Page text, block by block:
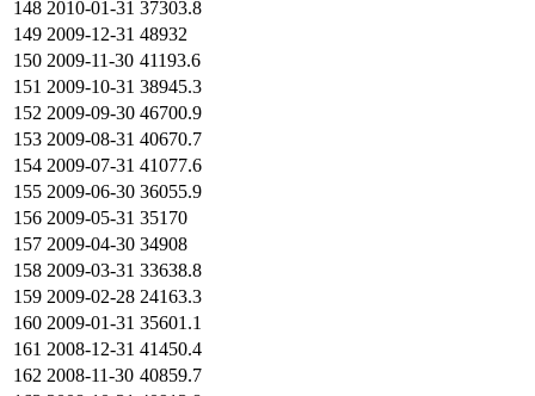
148 2010-01-31 37303.8
149 2009-12-31 48932
150 2009-11-30 41193.6
151 2009-10-31 38945.3
152 2009-09-30 46700.9
153 2009-08-31 40670.7
154 2009-07-31 41077.6
155 2009-06-30 36055.9
156 2009-05-31 35170
157 2009-04-30 34908
158 2009-03-31 33638.8
159 2009-02-28 24163.3
160 2009-01-31 35601.1
161 2008-12-31 41450.4
162 2008-11-30 40859.7